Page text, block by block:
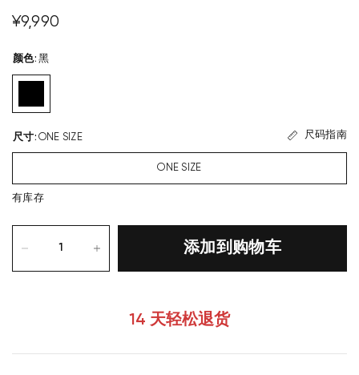
¥9,990
颜色: 黑
尺寸: ONE SIZE 尺码指南
ONE SIZE
有库存
添加到购物车
14 天轻松退货